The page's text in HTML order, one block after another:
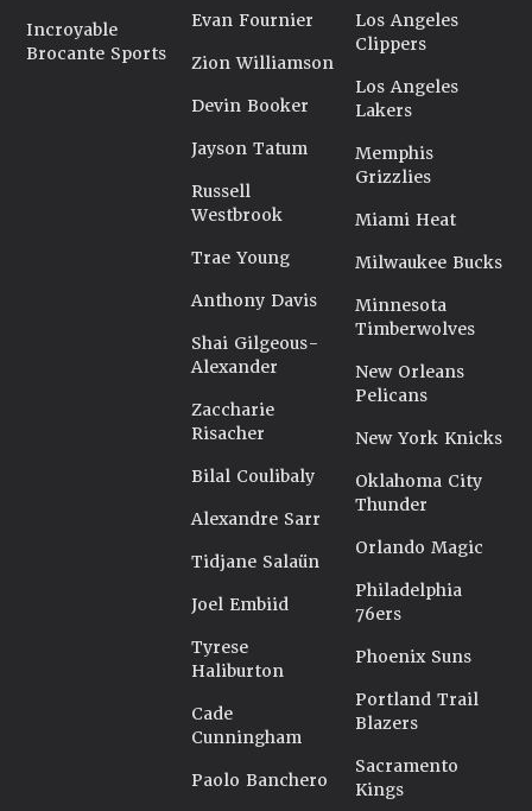
Incroyable
Brocante Sports
Evan Fournier
Zion Williamson
Devin Booker
Jayson Tatum
Russell
Westbrook
Trae Young
Anthony Davis
Shai Gilgeous-
Alexander
Zaccharie
Risacher
Bilal Coulibaly
Alexandre Sarr
Tidjane Salaün
Joel Embiid
Tyrese
Haliburton
Cade
Cunningham
Paolo Banchero
Los Angeles
Clippers
Los Angeles
Lakers
Memphis
Grizzlies
Miami Heat
Milwaukee Bucks
Minnesota
Timberwolves
New Orleans
Pelicans
New York Knicks
Oklahoma City
Thunder
Orlando Magic
Philadelphia
76ers
Phoenix Suns
Portland Trail
Blazers
Sacramento
Kings